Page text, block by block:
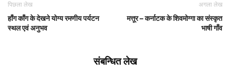
पिछला लेख
हाँग काँग के देखने योग्य रमणीय पर्यटन
स्थल एवं अनुभव
अगला लेख
मत्तूर – कर्नाटक के शिवमोग्गा का संस्कृत
भाषी गाँव
संबन्धित लेख